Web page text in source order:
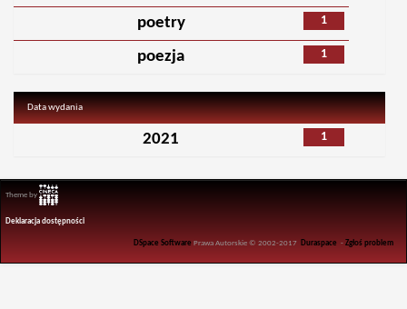
1
poetry
1
poezja
Data wydania
1
2021
Theme by
Deklaracja dostępności
DSpace Software Prawa Autorskie © 2002-2017 Duraspace -Zgłoś problem